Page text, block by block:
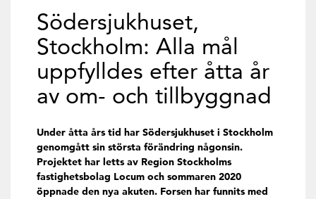
Södersjukhuset,
Stockholm: Alla mål
uppfylldes efter åtta år
av om- och tillbyggnad
Under åtta års tid har Södersjukhuset i Stockholm
genomgått sin största förändring någonsin.
Projektet har letts av Region Stockholms
fastighetsbolag Locum och sommaren 2020
öppnade den nya akuten. Forsen har funnits med